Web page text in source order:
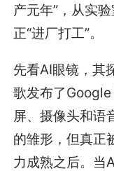
产元年”，从实
正“进厂打工”。
先看AI眼镜，其
歌发布了
屏、摄像头和语
的雏形，但真正
力成熟之后。当